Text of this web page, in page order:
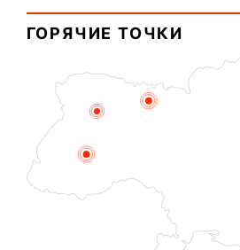
Синопского
Корни́лия...
ГОРЯЧИЕ ТОЧКИ